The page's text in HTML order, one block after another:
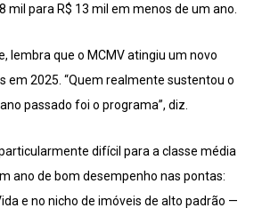
mil para R$ 13 mil em menos de um ano.
lembra que o MCMV atingiu um novo
em 2025. “Quem realmente sustentou o
passado foi o programa”, diz.
difícil para a classe média
ano de bom desempenho nas pontas:
e no nicho de imóveis de alto padrão —